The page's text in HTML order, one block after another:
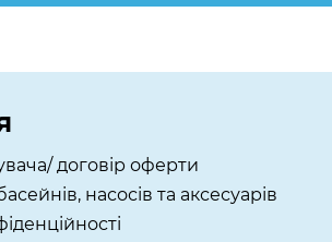
договір оферти
насосів та аксесуарів